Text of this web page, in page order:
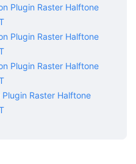
Plugin Raster Halftone
Plugin Raster Halftone
Plugin Raster Halftone
Raster Halftone